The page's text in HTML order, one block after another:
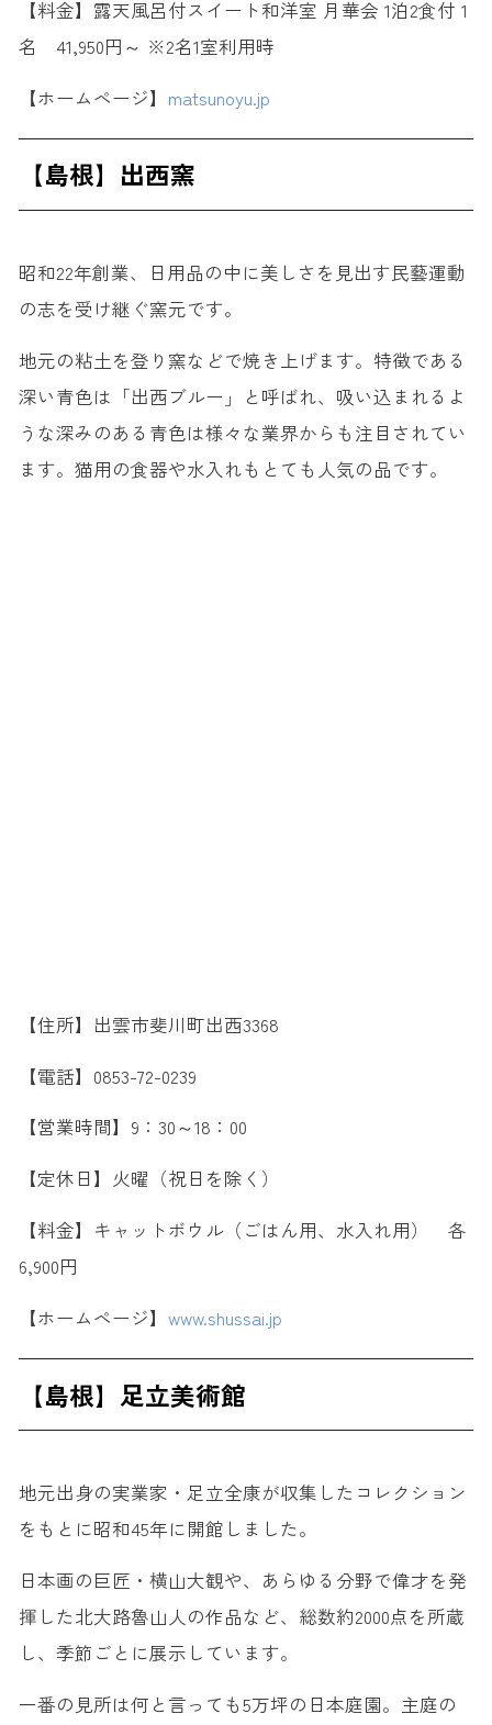
【料金】露天風呂付スイート和洋室 月華会 1泊2食付 1
名 41,950円～ ※2名1室利用時
【ホームページ】 matsunoyu.jp
【島根】出西窯
昭和22年創業、日用品の中に美しさを見出す民藝運動
の志を受け継ぐ窯元です。
地元の粘土を登り窯などで焼き上げます。特徴である
深い青色は「出西ブルー」と呼ばれ、吸い込まれるよ
うな深みのある青色は様々な業界からも注目されてい
ます。猫用の食器や水入れもとても人気の品です。
【住所】出雲市斐川町出西3368
【電話】0853-72-0239
【営業時間】9：30～18：00
【定休日】火曜（祝日を除く）
【料金】キャットボウル（ごはん用、水入れ用） 各
6,900円
【ホームページ】 www.shussai.jp
【島根】足立美術館
地元出身の実業家・足立全康が収集したコレクション
をもとに昭和45年に開館しました。
日本画の巨匠・横山大観や、あらゆる分野で偉才を発
揮した北大路魯山人の作品など、総数約2000点を所蔵
し、季節ごとに展示しています。
一番の見所は何と言っても5万坪の日本庭園。主庭の